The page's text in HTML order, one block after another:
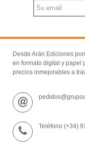
Desde Arán Ediciones
en formato digital y papel
precios inmejorables a
Teléfono (+34)